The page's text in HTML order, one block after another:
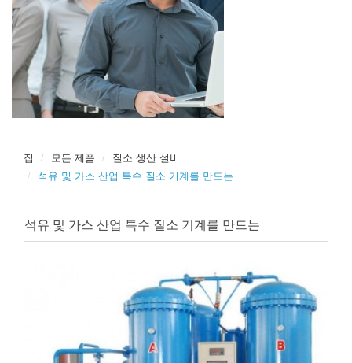
집 모든 제품
질소 생산 설비
석유 및 가스 산업 특수 질소 기계를 만드는
석유 및 가스 산업 특수 질소 기계를 만드는